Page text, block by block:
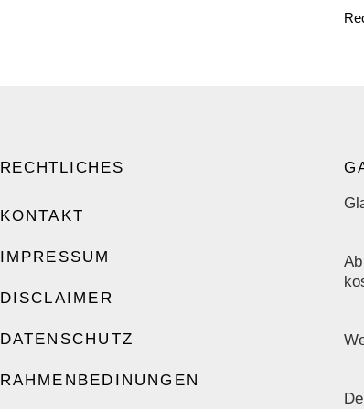
RECHTLICHES
KONTAKT
IMPRESSUM
DISCLAIMER
DATENSCHUTZ
RAHMENBEDINUNGEN